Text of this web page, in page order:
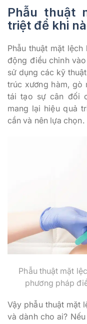
Phẫu thuật
triệt để khi
Phẫu thuật mặt
động điều chỉnh
sử dụng các kỹ
trúc xương hàm, gò
tái tạo sự cân đối
mang lại hiệu quả
cần và nên lựa chọn.
Phẫu thuật mặt
phương pháp
Vậy phẫu thuật mặt
và dành cho ai?